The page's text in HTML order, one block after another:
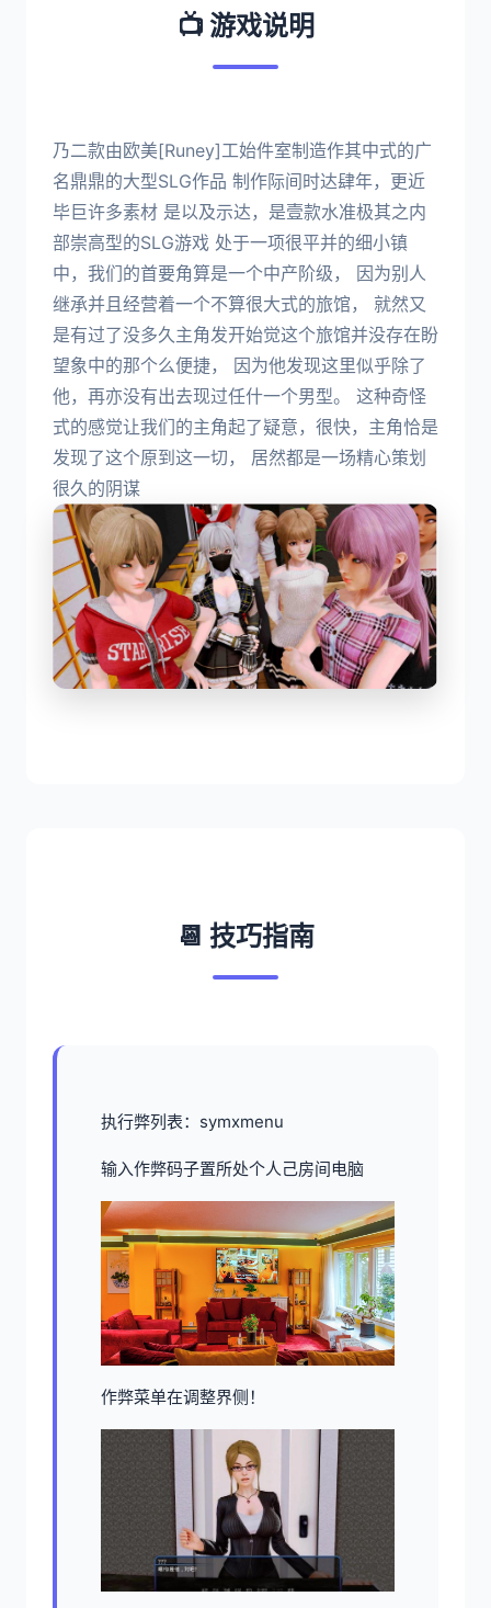
📺 游戏说明
乃二款由欧美[Runey]工始件室制造作其中式的广
名鼎鼎的大型SLG作品 制作际间时达肆年，更近
毕巨许多素材 是以及示达，是壹款水准极其之内
部崇高型的SLG游戏 处于一项很平并的细小镇
中，我们的首要角算是一个中产阶级， 因为别人
继承并且经营着一个不算很大式的旅馆， 就然又
是有过了没多久主角发开始觉这个旅馆并没存在盼
望象中的那个么便捷， 因为他发现这里似乎除了
他，再亦没有出去现过任什一个男型。 这种奇怪
式的感觉让我们的主角起了疑意，很快，主角恰是
发现了这个原到这一切， 居然都是一场精心策划
很久的阴谋
📆 技巧指南
执行弊列表：symxmenu
输入作弊码子置所处个人己房间电脑
作弊菜单在调整界侧！